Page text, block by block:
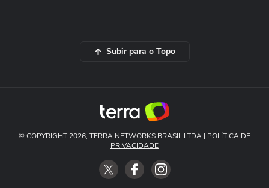
Subir para o Topo
© COPYRIGHT 2026, TERRA NETWORKS BRASIL LTDA | POLÍTICA DE
PRIVACIDADE